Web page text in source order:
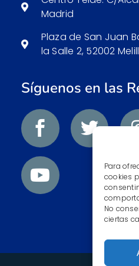
Para
cookies
No
ciertas
Madrid
Plaza de San Juan
la Salle 2, 52002
Síguenos en las